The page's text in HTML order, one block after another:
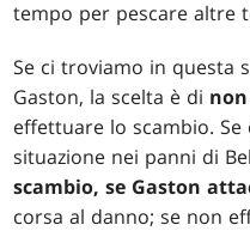
tempo per pescare altre
Se ci troviamo in questa
Gaston, la scelta è di
effettuare lo scambio.
situazione nei panni di
scambio, se Gaston
corsa al danno; se non